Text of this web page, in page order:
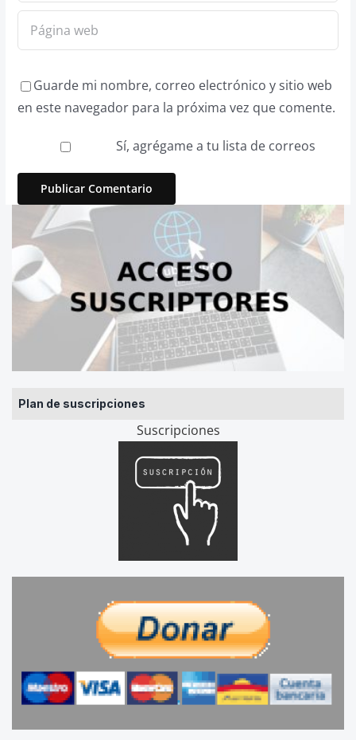
Plan de suscripciones
Suscripciones
Guarde mi nombre, correo electrónico y sitio web
en este navegador para la próxima vez que comente.
Sí, agrégame a tu lista de correos